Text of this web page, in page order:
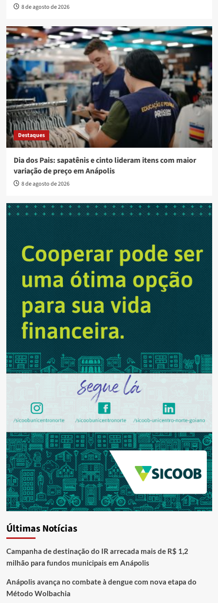
8 de agosto de 2026
Destaques
Dia dos Pais: sapatênis e cinto lideram itens com maior
variação de preço em Anápolis
8 de agosto de 2026
Últimas Notícias
Campanha de destinação do IR arrecada mais de R$ 1,2
milhão para fundos municipais em Anápolis
Anápolis avança no combate à dengue com nova etapa do
Método Wolbachia